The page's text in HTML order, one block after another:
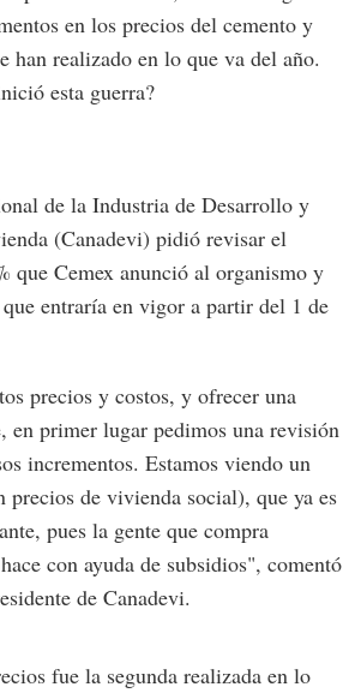
en los precios del cemento y
han realizado en lo que va del año.
esta guerra?
de la Industria de Desarrollo y
(Canadevi) pidió revisar el
que Cemex anunció al organismo y
entraría en vigor a partir del 1 de
precios y costos, y ofrecer una
en primer lugar pedimos una revisión
incrementos. Estamos viendo un
precios de vivienda social), que ya es
pues la gente que compra
con ayuda de subsidios", comentó
de Canadevi.
fue la segunda realizada en lo